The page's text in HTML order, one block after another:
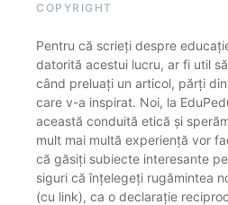
COPYRIGHT
Pentru că scrieți despre
datorită acestui lucru, ar fi util
când preluați un articol, părți
care v-a inspirat. Noi, la
această conduită etică și
mult mai multă experiență vor
că găsiți subiecte interesante
siguri că înțelegeți rugămintea
(cu link), ca o declarație